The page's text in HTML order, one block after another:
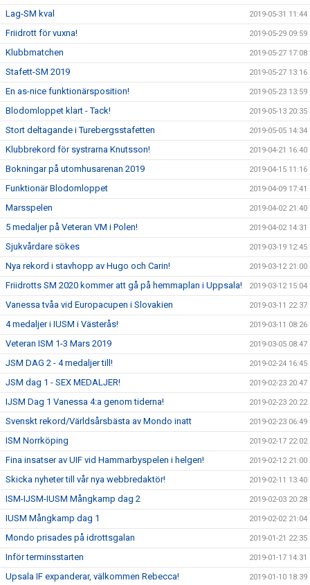
Lag-SM kval 2019-05-31 11:44
Friidrott för vuxna! 2019-05-29 09:59
Klubbmatchen 2019-05-27 17:08
Stafett-SM 2019 2019-05-27 13:16
En as-nice funktionärsposition! 2019-05-23 13:59
Blodomloppet klart - Tack! 2019-05-13 20:35
Stort deltagande i Turebergsstafetten 2019-05-05 14:34
Klubbrekord för systrarna Knutsson! 2019-04-21 16:40
Bokningar på utomhusarenan 2019 2019-04-15 11:16
Funktionär Blodomloppet 2019-04-09 17:41
Marsspelen 2019-04-02 21:40
5 medaljer på Veteran VM i Polen! 2019-04-02 14:31
Sjukvårdare sökes 2019-03-19 12:45
Nya rekord i stavhopp av Hugo och Carin! 2019-03-12 21:00
Friidrotts SM 2020 kommer att gå på hemmaplan i Uppsala! 2019-03-12 15:04
Vanessa tvåa vid Europacupen i Slovakien 2019-03-11 22:37
4 medaljer i IUSM i Västerås! 2019-03-11 08:26
Veteran ISM 1-3 Mars 2019 2019-03-05 08:47
JSM DAG 2 - 4 medaljer till! 2019-02-24 16:45
JSM dag 1 - SEX MEDALJER! 2019-02-23 20:47
IJSM Dag 1 Vanessa 4:a genom tiderna! 2019-02-23 20:22
Svenskt rekord/Världsårsbästa av Mondo inatt 2019-02-23 06:49
ISM Norrköping 2019-02-17 22:02
Fina insatser av UIF vid Hammarbyspelen i helgen! 2019-02-12 21:00
Skicka nyheter till vår nya webbredaktör! 2019-02-11 13:40
ISM-IJSM-IUSM Mångkamp dag 2 2019-02-03 20:28
IUSM Mångkamp dag 1 2019-02-02 21:04
Mondo prisades på idrottsgalan 2019-01-21 22:35
Inför terminsstarten 2019-01-17 14:31
Upsala IF expanderar, välkommen Rebecca! 2019-01-10 18:39